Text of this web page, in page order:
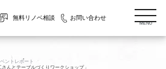
無料リノベ相談 お問い合わせ
MENU
ントレポート
んとテーブルづくりワークショップ」